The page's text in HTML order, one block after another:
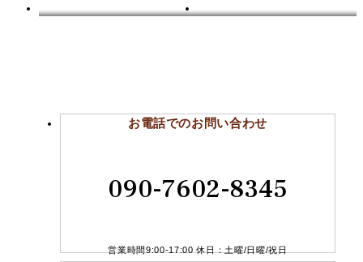
お電話でのお問い合わせ
090-7602-8345
営業時間9:00-17:00 休日：土曜/日曜/祝日